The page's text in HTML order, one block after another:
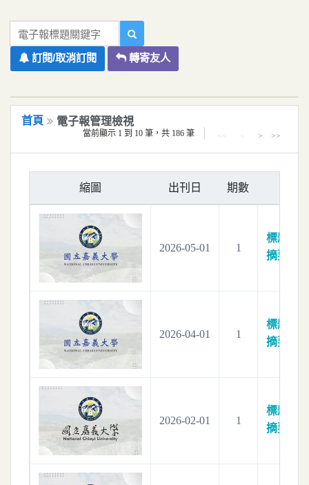
電子報標題關鍵字
訂閱/取消訂閱 轉寄友人
首頁 電子報管理檢視
<< < > >>
當前顯示 1 到 10 筆，共 186 筆
縮圖 出刊日 期數
2026-05-01 1
標題：
摘要：
2026-04-01 1
標題：
摘要：
2026-02-01 1
標題：
摘要：